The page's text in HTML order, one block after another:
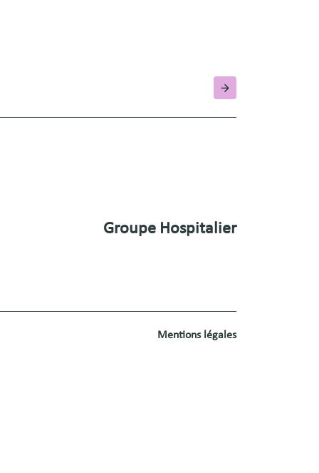
Groupe Hospitalier
Mentions légales